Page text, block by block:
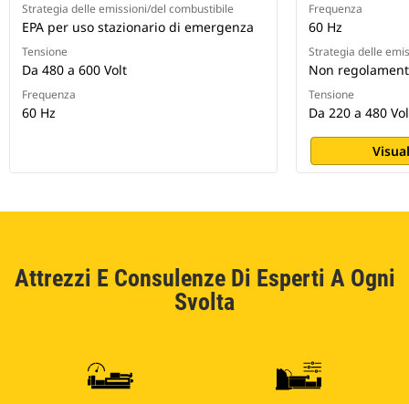
Strategia delle emissioni/del combustibile
EPA per uso stazionario di emergenza
Tensione
Da 480 a 600 Volt
Frequenza
60 Hz
Frequenza
60 Hz
Strategia delle
Non
Tensione
Da 220 a 480
Attrezzi E Consulenze Di Esperti A Ogni
Svolta